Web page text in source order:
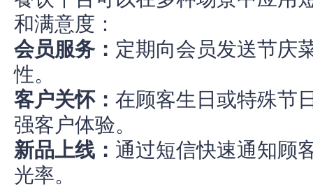
和满意度：
会员服务： 定期向会员发送节庆
性。
客户关怀： 在顾客生日或特殊节
强客户体验。
新品上线： 通过短信快速通知顾
光率。